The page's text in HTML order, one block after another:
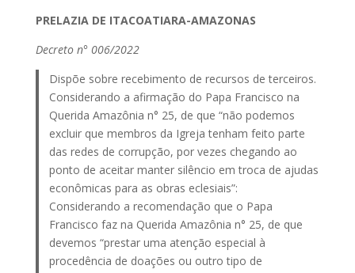
PRELAZIA DE ITACOATIARA-AMAZONAS
Decreto n° 006/2022
Dispõe sobre recebimento de recursos de terceiros.
Considerando a afirmação do Papa Francisco na
Querida Amazônia n° 25, de que “não podemos
excluir que membros da Igreja tenham feito parte
das redes de corrupção, por vezes chegando ao
ponto de aceitar manter silêncio em troca de ajudas
econômicas para as obras eclesiais”:
Considerando a recomendação que o Papa
Francisco faz na Querida Amazônia n° 25, de que
devemos “prestar uma atenção especial à
procedência de doações ou outro tipo de